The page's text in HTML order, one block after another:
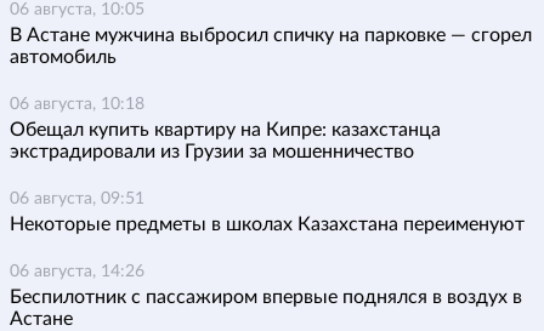
06 августа, 10:05
В Астане мужчина выбросил спичку на парковке — сгорел
автомобиль
06 августа, 10:18
Обещал купить квартиру на Кипре: казахстанца
экстрадировали из Грузии за мошенничество
06 августа, 09:51
Некоторые предметы в школах Казахстана переименуют
06 августа, 14:26
Беспилотник с пассажиром впервые поднялся в воздух в
Астане